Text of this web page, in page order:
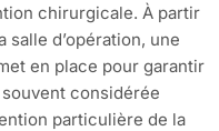
chirurgicale. À partir
d’opération, une
en place pour garantir
considérée
particulière de la